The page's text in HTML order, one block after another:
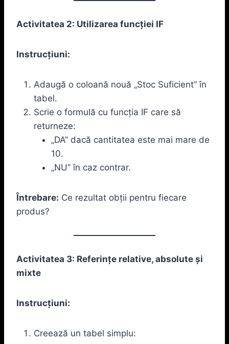
Activitatea 2: Utilizarea funcției IF
Instrucțiuni:
Adaugă o coloană nouă „Stoc Suficient” în
tabel.
Scrie o formulă cu funcția IF care să
returneze:
„DA” dacă cantitatea este mai mare de
10.
„NU” în caz contrar.
Întrebare: Ce rezultat obții pentru fiecare
produs?
Activitatea 3: Referințe relative, absolute și
mixte
Instrucțiuni:
Creează un tabel simplu: